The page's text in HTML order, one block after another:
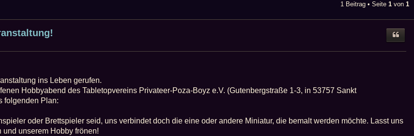
1 Beitrag • Seite 1 von 1
ins Leben gerufen.
Hobbyabend des Tabletopvereins Privateer-Poza-Boyz e.V. (Gutenbergstraße 1-3, in 53757 Sankt
folgenden Plan:
oder Brettspieler seid, uns verbindet doch die eine oder andere Miniatur, die bemalt werden möchte. Lasst uns
unserem Hobby frönen!